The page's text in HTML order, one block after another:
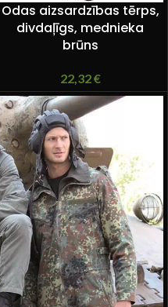
Odas aizsardzības tērps,
divdaļīgs, mednieka
brūns
22,32€